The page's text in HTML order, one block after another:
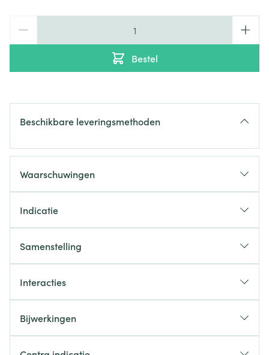
Bestel
Beschikbare leveringsmethoden
Waarschuwingen
Indicatie
een operatie wanneer dit klinisch noodzakelijk wordt
Samenstelling
Interacties
Bijwerkingen